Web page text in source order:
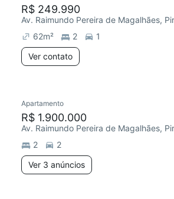
R$ 249.990
Av. Raimundo Pereira de Magalhães,
62m² 2
1
Ver contato
Apartamento
R$ 1.900.000
Av. Raimundo Pereira de Magalhães,
2
2
Ver 3 anúncios